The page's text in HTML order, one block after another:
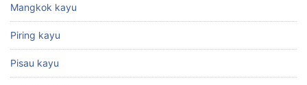
Mangkok kayu
Piring kayu
Pisau kayu